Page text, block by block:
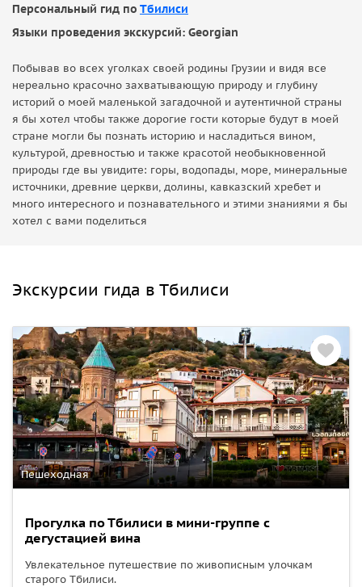
Персональный гид по Тбилиси
Языки проведения экскурсий: Georgian
Побывав во всех уголках своей родины Грузии и видя все
нереально красочно захватывающую природу и глубину
историй о моей маленькой загадочной и аутентичной страны
я бы хотел чтобы также дорогие гости которые будут в моей
стране могли бы познать историю и насладиться вином,
культурой, древностью и также красотой необыкновенной
природы где вы увидите: горы, водопады, море, минеральные
источники, древние церкви, долины, кавказский хребет и
много интересного и познавательного и этими знаниями я бы
хотел с вами поделиться
Экскурсии гида в Тбилиси
Пешеходная
Прогулка по Тбилиси в мини-группе с
дегустацией вина
Увлекательное путешествие по живописным улочкам
старого Тбилиси.